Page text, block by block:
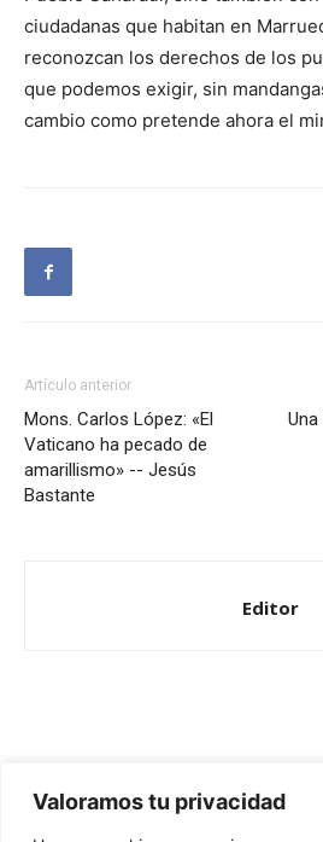
Valoramos tu privacidad
ciudadanas que habitan en
reconozcan los derechos de los
que podemos exigir, sin
cambio como pretende ahora el
Artículo anterior
Mons. Carlos López: «El
Vaticano ha pecado de
amarillismo» -- Jesús
Bastante
Editor
Redes Cristianas